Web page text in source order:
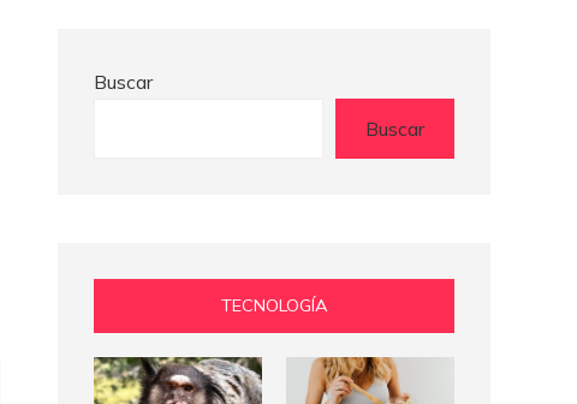
Buscar
Buscar
TECNOLOGÍA